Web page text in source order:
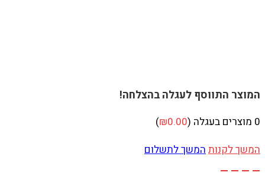
המוצר התווסף לעגלה בהצלחה!
0 מוצרים בעגלה ( ₪0.00
)
המשך לקנות המשך לתשלום